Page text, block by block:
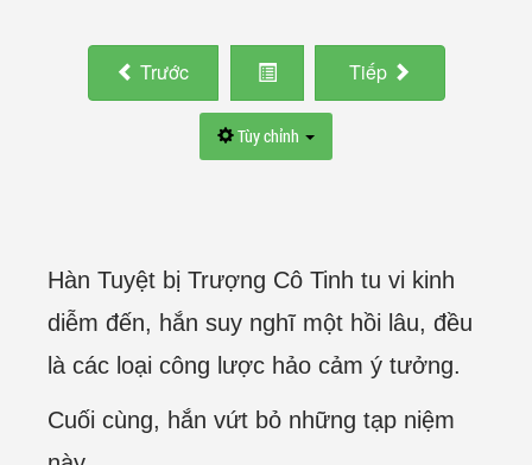
Trước Tiếp
Tùy chỉnh
Hàn Tuyệt bị Trượng Cô Tinh tu vi kinh
diễm đến, hắn suy nghĩ một hồi lâu, đều
là các loại công lược hảo cảm ý tưởng.
Cuối cùng, hắn vứt bỏ những tạp niệm